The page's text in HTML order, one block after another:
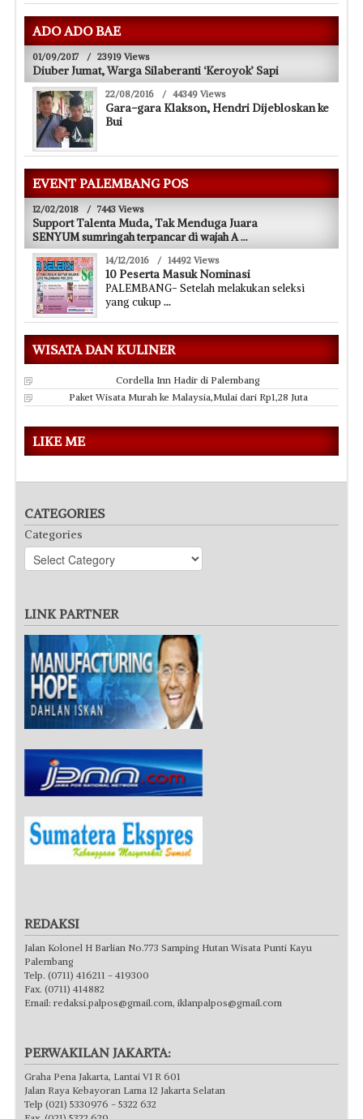
ADO ADO BAE
01/09/2017 / 23919 Views
Diuber Jumat, Warga Silaberanti ‘Keroyok’ Sapi
22/08/2016 / 44349 Views
Gara-gara Klakson, Hendri Dijebloskan ke
Bui
EVENT PALEMBANG POS
12/02/2018 / 7443 Views
Support Talenta Muda, Tak Menduga Juara
SENYUM sumringah terpancar di wajah A...
14/12/2016 / 14492 Views
10 Peserta Masuk Nominasi
PALEMBANG- Setelah melakukan seleksi
yang cukup ...
WISATA DAN KULINER
Cordella Inn Hadir di Palembang
Paket Wisata Murah ke Malaysia,Mulai dari Rp1,28 Juta
LIKE ME
CATEGORIES
Categories
LINK PARTNER
REDAKSI
Jalan Kolonel H Barlian No.773 Samping Hutan Wisata Punti Kayu
Palembang
Telp. (0711) 416211 - 419300
Fax. (0711) 414882
Email: redaksi.palpos@gmail.com, iklanpalpos@gmail.com
PERWAKILAN JAKARTA:
Graha Pena Jakarta, Lantai VI R 601
Jalan Raya Kebayoran Lama 12 Jakarta Selatan
Telp (021) 5330976 - 5322 632